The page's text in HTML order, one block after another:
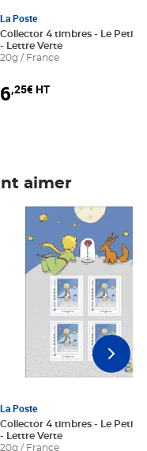
au panier
La Poste
Collector 4 timbres - Le Petit
- Lettre Verte
20g / France
6,25€ HT
aimer
La Poste
Collector 4 timbres - Le Petit
- Lettre Verte
20g / France
Prix 6,25€ HT